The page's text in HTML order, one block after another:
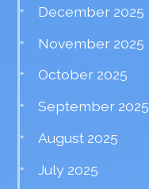
December 2025
November 2025
October 2025
September 2025
August 2025
July 2025